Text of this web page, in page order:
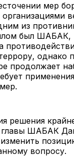
мер
из
был ШАБАК,
однако
продолжает
применения
решения
главы ШАБАК
вопросу.